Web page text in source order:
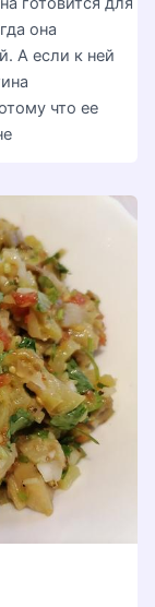
она
А если к ней
что ее